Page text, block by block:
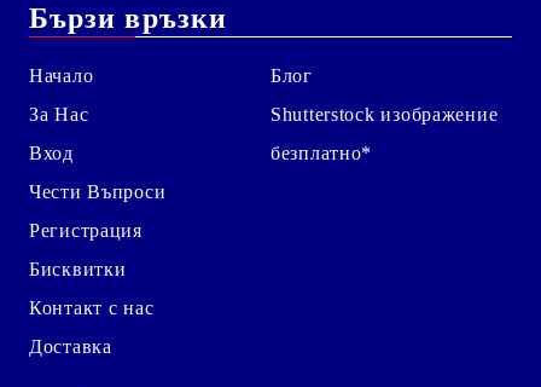
Бързи връзки
Начало
За Нас
Вход
Чести Въпроси
Регистрация
Бисквитки
Контакт с нас
Доставка
Блог
Shutterstock изображение
безплатно*